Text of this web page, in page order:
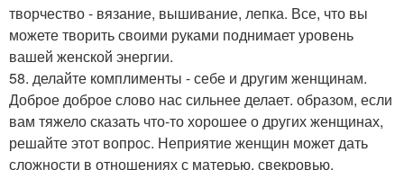
творчество - вязание, вышивание, лепка. Все, что вы
можете творить своими руками поднимает уровень
вашей женской энергии.
58. делайте комплименты - себе и другим женщинам.
Доброе доброе слово нас сильнее делает. образом, если
вам тяжело сказать что-то хорошее о других женщинах,
решайте этот вопрос. Неприятие женщин может дать
сложности в отношениях с матерью, свекровью,